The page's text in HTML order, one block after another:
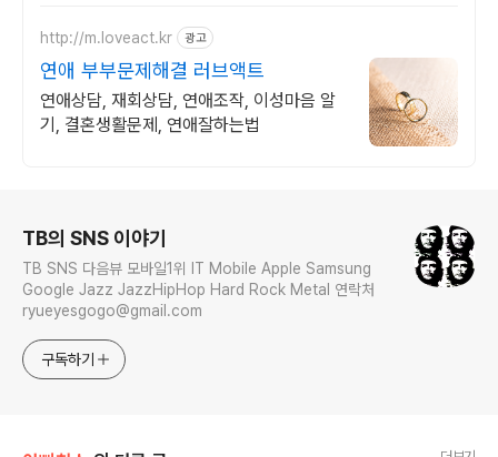
http://m.loveact.kr 광고
연애 부부문제해결 러브액트
연애상담, 재회상담, 연애조작, 이성마음 알
기, 결혼생활문제, 연애잘하는법
TB의 SNS 이야기
TB SNS 다음뷰 모바일1위 IT Mobile Apple Samsung
Google Jazz JazzHipHop Hard Rock Metal 연락처
ryueyesgogo@gmail.com
구독하기